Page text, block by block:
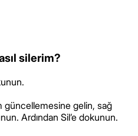
silerim?
güncellemesine gelin, sağ
Ardından Sil’e dokunun.